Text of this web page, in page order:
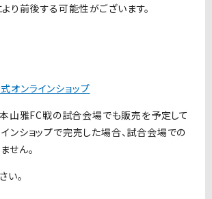
り前後する可能性がございます。
オンラインショップ
山雅FC戦の試合会場でも販売を予定して
インショップで完売した場合、試合会場での
せん。
い。